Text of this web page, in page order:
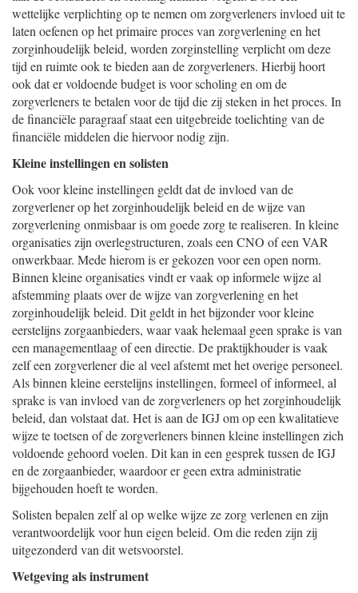
wettelijke verplichting op te nemen om zorgverleners invloed uit te
laten oefenen op het primaire proces van zorgverlening en het
zorginhoudelijk beleid, worden zorginstelling verplicht om deze
tijd en ruimte ook te bieden aan de zorgverleners. Hierbij hoort
ook dat er voldoende budget is voor scholing en om de
zorgverleners te betalen voor de tijd die zij steken in het proces. In
de financiële paragraaf staat een uitgebreide toelichting van de
financiële middelen die hiervoor nodig zijn.
Kleine instellingen en solisten
Ook voor kleine instellingen geldt dat de invloed van de
zorgverlener op het zorginhoudelijk beleid en de wijze van
zorgverlening onmisbaar is om goede zorg te realiseren. In kleine
organisaties zijn overlegstructuren, zoals een CNO of een VAR
onwerkbaar. Mede hierom is er gekozen voor een open norm.
Binnen kleine organisaties vindt er vaak op informele wijze al
afstemming plaats over de wijze van zorgverlening en het
zorginhoudelijk beleid. Dit geldt in het bijzonder voor kleine
eerstelijns zorgaanbieders, waar vaak helemaal geen sprake is van
een managementlaag of een directie. De praktijkhouder is vaak
zelf een zorgverlener die al veel afstemt met het overige personeel.
Als binnen kleine eerstelijns instellingen, formeel of informeel, al
sprake is van invloed van de zorgverleners op het zorginhoudelijk
beleid, dan volstaat dat. Het is aan de IGJ om op een kwalitatieve
wijze te toetsen of de zorgverleners binnen kleine instellingen zich
voldoende gehoord voelen. Dit kan in een gesprek tussen de IGJ
en de zorgaanbieder, waardoor er geen extra administratie
bijgehouden hoeft te worden.
Solisten bepalen zelf al op welke wijze ze zorg verlenen en zijn
verantwoordelijk voor hun eigen beleid. Om die reden zijn zij
uitgezonderd van dit wetsvoorstel.
Wetgeving als instrument